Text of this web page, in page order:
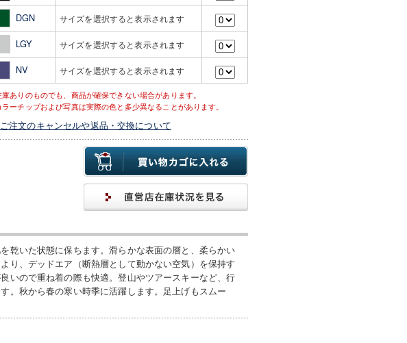
DGN サイズを選択すると表示されます
LGY サイズを選択すると表示されます
NV サイズを選択すると表示されます
庫ありのものでも、商品が確保できない場合があります。
ラーチップおよび写真は実際の色と多少異なることがあります。
ご注文のキャンセルや返品・交換について
乾いた状態に保ちます。滑らかな表面の層と、柔らかい
り、デッドエア（断熱層として動かない空気）を保持す
いので重ね着の際も快適。登山やツアースキーなど、行
。秋から春の寒い時季に活躍します。足上げもスムー